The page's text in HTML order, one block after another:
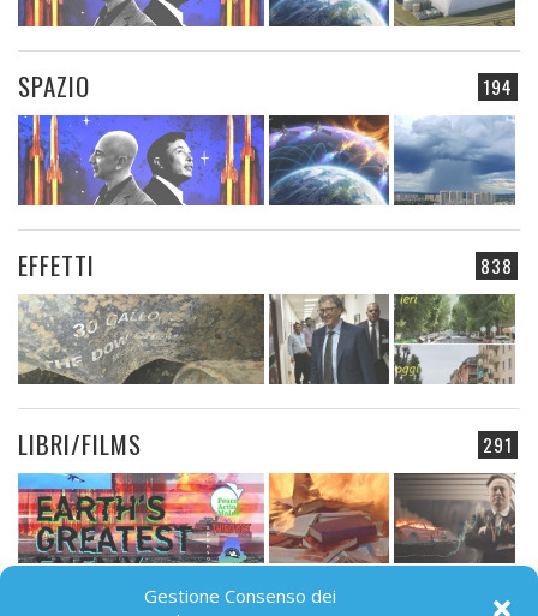
Gestione Consenso dei
194
SPAZIO
838
EFFETTI
291
LIBRI/FILMS